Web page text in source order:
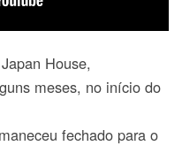
House,
meses, no início do
fechado para o